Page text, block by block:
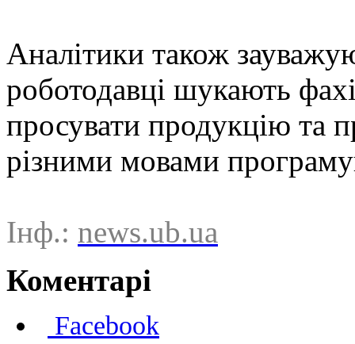
Аналітики також
роботодавці шукають
просувати продукцію та
різними мовами
Інф.: news.ub.ua
Коментарі
Facebook